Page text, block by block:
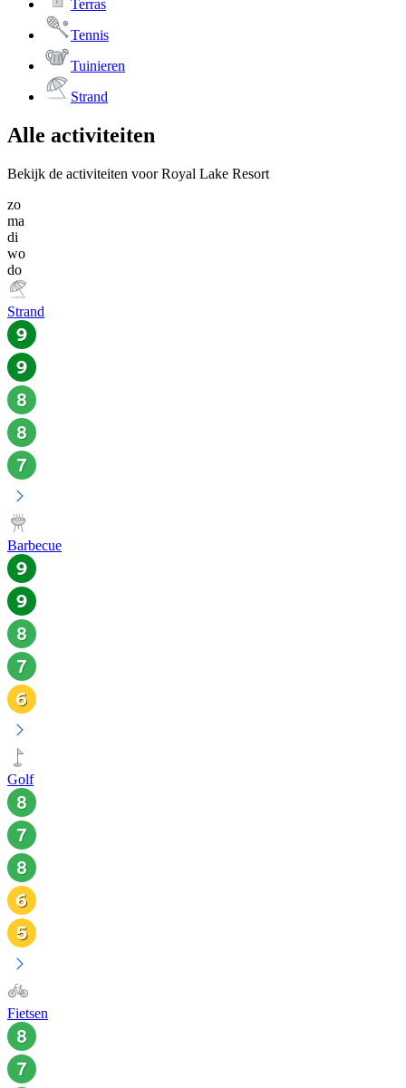
Terras
Tennis
Tuinieren
Strand
Alle activiteiten
Bekijk de activiteiten voor Royal Lake Resort
zo
ma
di
wo
do
Strand
Barbecue
Golf
Fietsen